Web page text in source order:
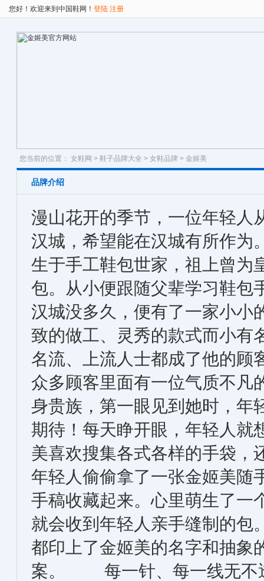
您好！欢迎来到中国鞋网！ 登陆 注册
您当前的位置： 女鞋网 > 鞋子品牌大全 > 女鞋品牌 > 金姬美
品牌介绍
漫山花开的季节，一位年轻人
汉城，希望能在汉城有所作为
生于手工鞋包世家，祖上曾为
包。从小便跟随父辈学习鞋包
汉城没多久，便有了一家小小
致的做工、灵秀的款式而小有
名流、上流人士都成了他
众多顾客里面有一位气质不
身贵族，第一眼见到她时，年
期待！每天睁开眼，年轻人就
美喜欢搜集各式各样的手袋，
年轻人偷偷拿了一张金姬美随
手稿收藏起来。心里萌生了一
就会收到年轻人亲手缝制的包
都印上了金姬美的名字和抽象
案。 每一针、每一线无不